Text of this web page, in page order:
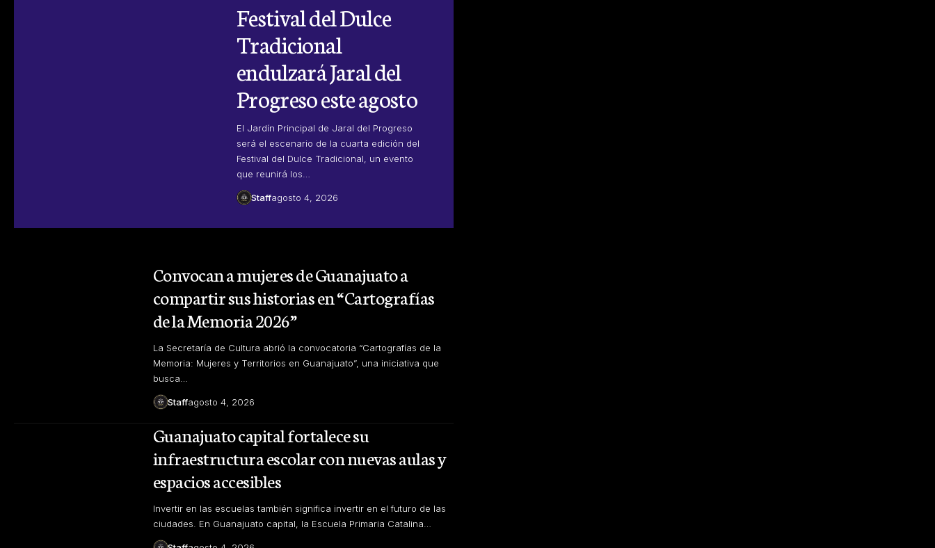
Festival del Dulce
Tradicional
endulzará Jaral del
Progreso este agosto
El Jardín Principal de Jaral del Progreso
será el escenario de la cuarta edición del
Festival del Dulce Tradicional, un evento
que reunirá los…
Staffagosto 4, 2026
Convocan a mujeres de Guanajuato a
compartir sus historias en “Cartografías
de la Memoria 2026”
La Secretaría de Cultura abrió la convocatoria “Cartografías de la
Memoria: Mujeres y Territorios en Guanajuato”, una iniciativa que
busca…
Staffagosto 4, 2026
Guanajuato capital fortalece su
infraestructura escolar con nuevas aulas y
espacios accesibles
Invertir en las escuelas también significa invertir en el futuro de las
ciudades. En Guanajuato capital, la Escuela Primaria Catalina…